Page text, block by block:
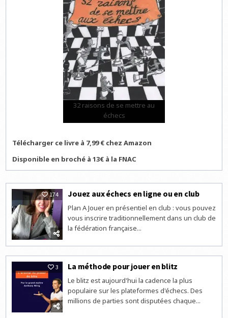
32 raisons de se mettre au
échecs
Télécharger ce livre à 7,99 € chez Amazon
Disponible en broché à 13€ à la FNAC
174 Jouez aux échecs en ligne ou en club
Plan A Jouer en présentiel en club : vous pouvez
vous inscrire traditionnellement dans un club de
la fédération française...
3 La méthode pour jouer en blitz
Le blitz est aujourd'hui la cadence la plus
populaire sur les plateformes d'échecs. Des
millions de parties sont disputées chaque...